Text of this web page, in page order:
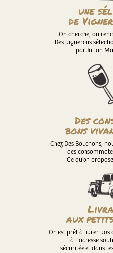
une
de
On cherche, on
Des vignerons
par Julian
Des
bons
Chez Des Bouchons,
des
Ce qu’on
aux
On est prêt à livrer vos
à l'adresse
sécuritée et dans